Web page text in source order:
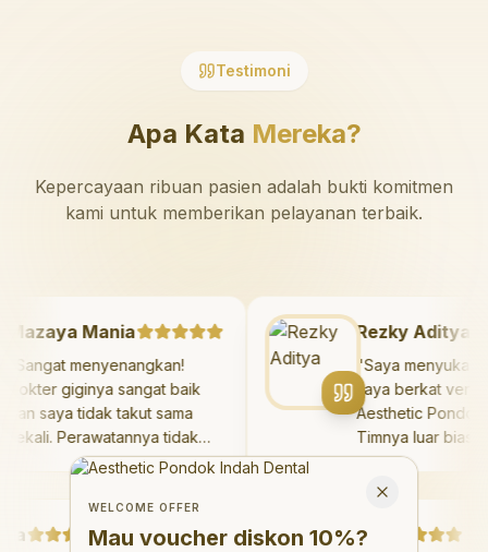
Testimoni
Apa Kata Mereka?
Kepercayaan ribuan pasien adalah bukti komitmen
kami untuk memberikan pelayanan terbaik.
Mazaya Mania
"Sangat menyenangkan!
Dokter giginya sangat baik
dan saya tidak takut sama
sekali. Perawatannya tidak
sakit, dan saya bisa bermain
Saya suka pergi ke dokter
gigi sekarang! "
Rezky
"Saya
saya berkat
Aesthetic
Timnya luar
hasilnya
saya. Saya
Debby Sahertian
Welcome Offer
Mau voucher diskon <strong>10%</strong>?
WELCOME OFFER
Mau voucher diskon 10%?
Close